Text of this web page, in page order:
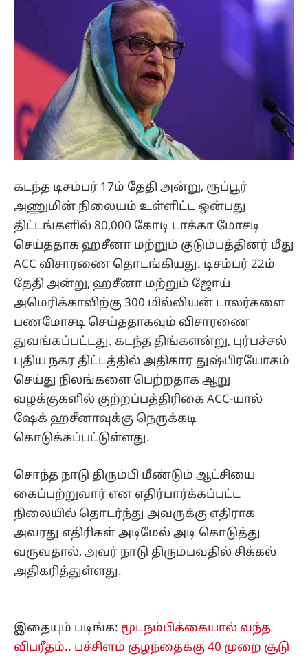
கடந்த டிசம்பர் 17ம் தேதி அன்று, ரூப்பூர்
அணுமின் நிலையம் உள்ளிட்ட ஒன்பது
திட்டங்களில் 80,000 கோடி டாக்கா மோசடி
செய்ததாக ஹசீனா மற்றும் குடும்பத்தினர் மீது
ACC விசாரணை தொடங்கியது. டிசம்பர் 22ம்
தேதி அன்று, ஹசீனா மற்றும் ஜோய்
அமெரிக்காவிற்கு 300 மில்லியன் டாலர்களை
பணமோசடி செய்ததாகவும் விசாரணை
துவங்கப்பட்டது. கடந்த திங்களன்று, புர்பச்சல்
புதிய நகர திட்டத்தில் அதிகார துஷ்பிரயோகம்
செய்து நிலங்களை பெற்றதாக ஆறு
வழக்குகளில் குற்றப்பத்திரிகை ACC-யால்
ஷேக் ஹசீனாவுக்கு நெருக்கடி
கொடுக்கப்பட்டுள்ளது.
சொந்த நாடு திரும்பி மீண்டும் ஆட்சியை
கைப்பற்றுவார் என எதிர்பார்க்கப்பட்ட
நிலையில் தொடர்ந்து அவருக்கு எதிராக
அவரது எதிரிகள் அடிமேல் அடி கொடுத்து
வருவதால், அவர் நாடு திரும்பவதில் சிக்கல்
அதிகரித்துள்ளது.
இதையும் படிங்க: மூடநம்பிக்கையால் வந்த
விபரீதம்.. பச்சிளம் குழந்தைக்கு 40 முறை சூடு